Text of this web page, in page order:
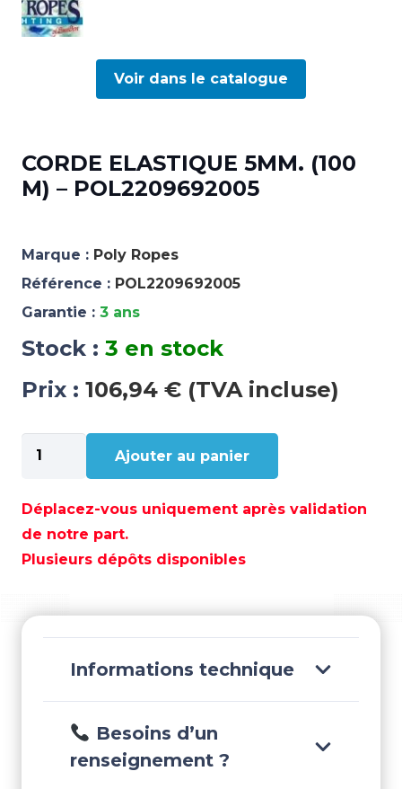
Voir dans le catalogue
CORDE ELASTIQUE 5MM. (100
M) – POL2209692005
Marque : Poly Ropes
Référence : POL2209692005
Garantie : 3 ans
Stock : 3 en stock
Prix : 106,94 € (TVA incluse)
quantité
de
ELASTIQUE
5MM.
(100
POL2209692005
Ajouter au panier
Déplacez-vous uniquement après validation
de notre part.
Plusieurs dépôts disponibles
Informations technique
Besoins d’un
renseignement ?